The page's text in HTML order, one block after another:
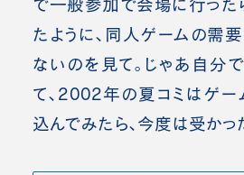
で一般参加で会場に行った
たように、同人ゲームの需
ないのを見て。じゃあ自分
て、2002年の夏コミはゲー
込んでみたら、今度は受かっ